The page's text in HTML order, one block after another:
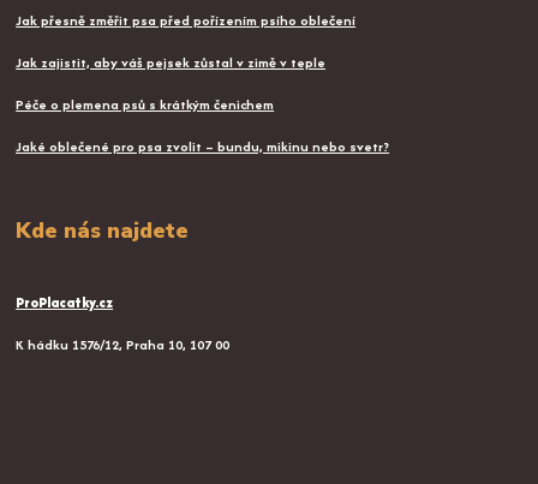
Jak přesně změřit psa před pořízením psího oblečení
Jak zajistit, aby váš pejsek zůstal v zimě v teple
Péče o plemena psů s krátkým čenichem
Jaké oblečené pro psa zvolit – bundu, mikinu nebo svetr?
Kde nás najdete
ProPlacatky.cz
K hádku 1576/12, Praha 10, 107 00